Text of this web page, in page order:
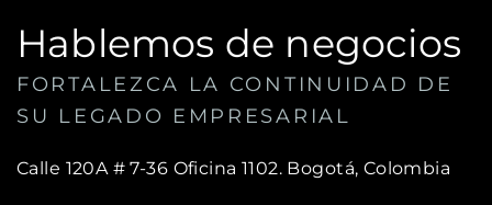
Hablemos de negocios
FORTALEZCA LA CONTINUIDAD DE
SU LEGADO EMPRESARIAL
Calle 120A # 7-36 Oficina 1102. Bogotá, Colombia